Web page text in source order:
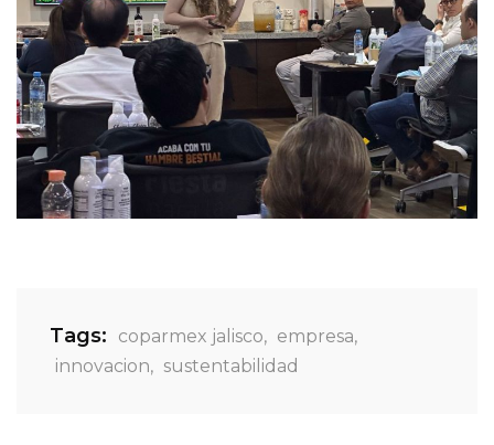
Tags: coparmex jalisco, empresa,
innovacion, sustentabilidad